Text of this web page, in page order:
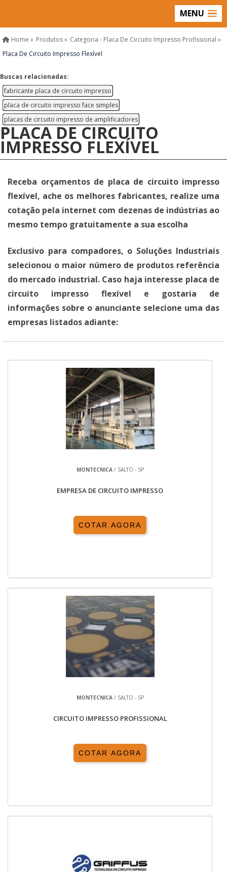
MENU
Home » Produtos » Categoria - Placa De Circuito Impresso Profissional »
Placa De Circuito Impresso Flexível
Buscas relacionadas:
fabricante placa de circuito impresso
placa de circuito impresso face simples
placas de circuito impresso de amplificadores
PLACA DE CIRCUITO
IMPRESSO FLEXÍVEL
Receba orçamentos de placa de circuito impresso
flexível, ache os melhores fabricantes, realize uma
cotação pela internet com dezenas de indústrias ao
mesmo tempo gratuitamente a sua escolha
Exclusivo para compadores, o Soluções Industriais
selecionou o maior número de produtos referência
do mercado industrial. Caso haja interesse placa de
circuito impresso flexível e gostaria de
informações sobre o anunciante selecione uma das
empresas listados adiante:
MONTECNICA/ SALTO - SP
EMPRESA DE CIRCUITO IMPRESSO
COTAR AGORA
MONTECNICA/ SALTO - SP
CIRCUITO IMPRESSO PROFISSIONAL
COTAR AGORA